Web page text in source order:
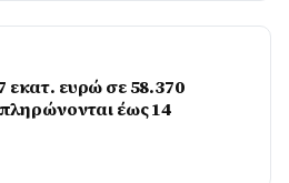
ευρώ σε 58.370
έως 14